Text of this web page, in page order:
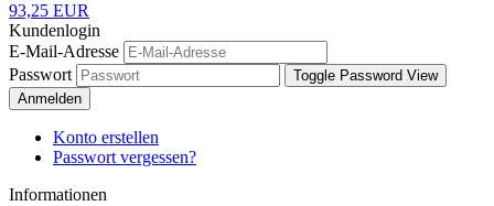
93,25 EUR
Kundenlogin
E-Mail-Adresse
Passwort
Toggle Password View
Anmelden
Konto erstellen
Passwort vergessen?
Informationen